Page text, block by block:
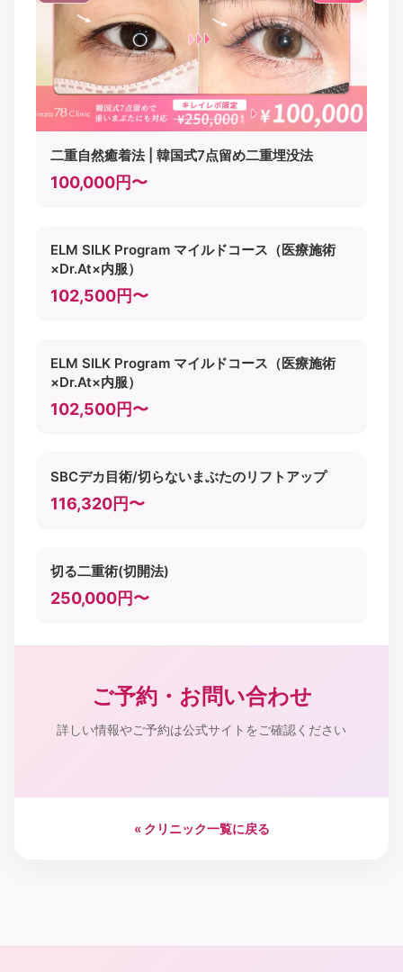
二重自然癒着法 | 韓国式7点留め二重埋没法
100,000円〜
ELM SILK Program マイルドコース（医療施術
×Dr.At×内服）
102,500円〜
ELM SILK Program マイルドコース（医療施術
×Dr.At×内服）
102,500円〜
SBCデカ目術/切らないまぶたのリフトアップ
116,320円〜
切る二重術(切開法)
250,000円〜
ご予約・お問い合わせ
詳しい情報やご予約は公式サイトをご確認ください
« クリニック一覧に戻る